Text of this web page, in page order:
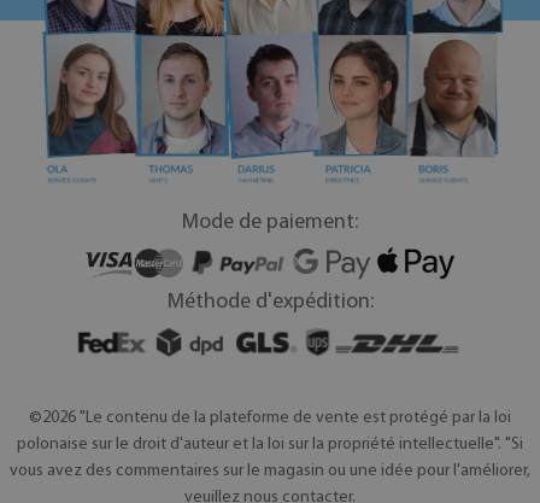
Mode de paiement:
Méthode d'expédition:
©2026 "Le contenu de la plateforme de vente est protégé par la loi
polonaise sur le droit d'auteur et la loi sur la propriété intellectuelle". "Si
vous avez des commentaires sur le magasin ou une idée pour l'améliorer,
veuillez nous contacter.